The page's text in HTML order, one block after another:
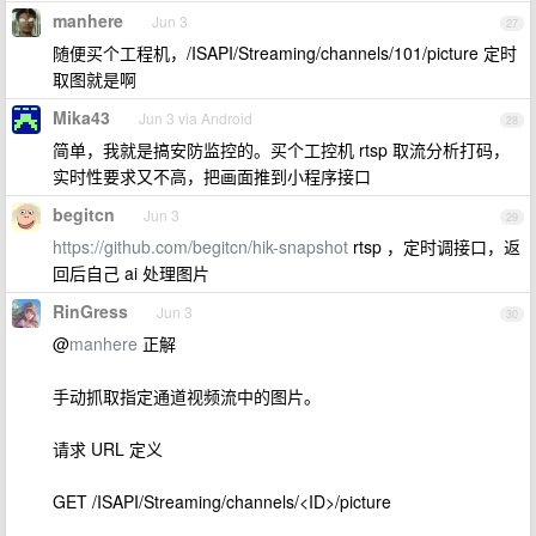
27
manhere Jun 3
随便买个工程机，/ISAPI/Streaming/channels/101/picture 定时
取图就是啊
28
Mika43 Jun 3 via Android
简单，我就是搞安防监控的。买个工控机 rtsp 取流分析打码，
实时性要求又不高，把画面推到小程序接口
29
begitcn Jun 3
https://github.com/begitcn/hik-snapshot rtsp ，定时调接口，返
回后自己 ai 处理图片
30
RinGress Jun 3
@manhere 正解
手动抓取指定通道视频流中的图片。
请求 URL 定义
GET /ISAPI/Streaming/channels/<ID>/picture